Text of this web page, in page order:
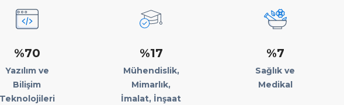
%70
Yazılım ve
Bilişim
Teknolojileri
%17
Mühendislik,
Mimarlık,
İmalat, İnşaat
%7
Sağlık ve
Medikal